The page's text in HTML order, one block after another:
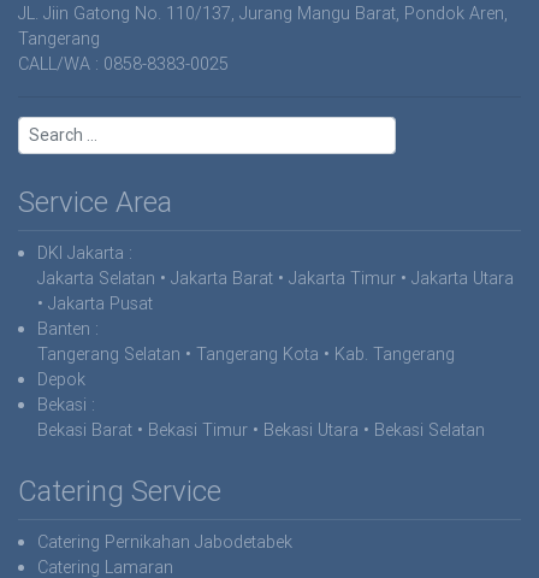
JL. Jiin Gatong No. 110/137, Jurang Mangu Barat, Pondok Aren,
Tangerang
CALL/WA : 0858-8383-0025
Service Area
DKI Jakarta :
Jakarta Selatan • Jakarta Barat • Jakarta Timur • Jakarta Utara
• Jakarta Pusat
Banten :
Tangerang Selatan • Tangerang Kota • Kab. Tangerang
Depok
Bekasi :
Bekasi Barat • Bekasi Timur • Bekasi Utara • Bekasi Selatan
Catering Service
Catering Pernikahan Jabodetabek
Catering Lamaran